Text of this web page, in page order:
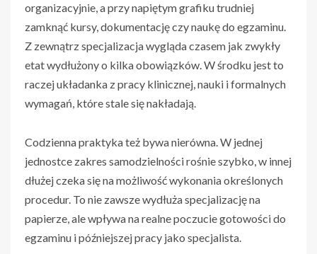
organizacyjnie, a przy napiętym grafiku trudniej
zamknąć kursy, dokumentację czy naukę do egzaminu.
Z zewnątrz specjalizacja wygląda czasem jak zwykły
etat wydłużony o kilka obowiązków. W środku jest to
raczej układanka z pracy klinicznej, nauki i formalnych
wymagań, które stale się nakładają.
Codzienna praktyka też bywa nierówna. W jednej
jednostce zakres samodzielności rośnie szybko, w innej
dłużej czeka się na możliwość wykonania określonych
procedur. To nie zawsze wydłuża specjalizację na
papierze, ale wpływa na realne poczucie gotowości do
egzaminu i późniejszej pracy jako specjalista.